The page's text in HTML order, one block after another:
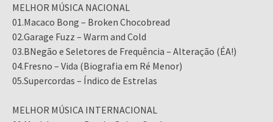
MELHOR MÚSICA NACIONAL
01.Macaco Bong – Broken Chocobread
02.Garage Fuzz – Warm and Cold
03.BNegão e Seletores de Frequência – Alteração (ÉA!)
04.Fresno – Vida (Biografia em Ré Menor)
05.Supercordas – Índico de Estrelas
MELHOR MÚSICA INTERNACIONAL